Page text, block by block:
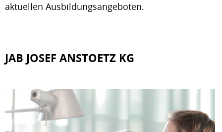
aktuellen Ausbildungsangeboten.
JAB JOSEF ANSTOETZ KG